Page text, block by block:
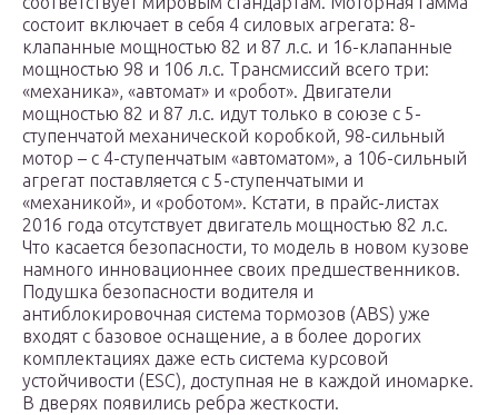
состоит включает в себя 4 силовых агрегата: 8-
клапанные мощностью 82 и 87 л.с. и 16-клапанные
мощностью 98 и 106 л.с. Трансмиссий всего три:
«механика», «автомат» и «робот». Двигатели
мощностью 82 и 87 л.с. идут только в союзе с 5-
ступенчатой механической коробкой, 98-сильный
мотор – с 4-ступенчатым «автоматом», а 106-сильный
агрегат поставляется с 5-ступенчатыми и
«механикой», и «роботом». Кстати, в прайс-листах
2016 года отсутствует двигатель мощностью 82 л.с.
Что касается безопасности, то модель в новом кузове
намного инновационнее своих предшественников.
Подушка безопасности водителя и
антиблокировочная система тормозов (ABS) уже
входят с базовое оснащение, а в более дорогих
комплектациях даже есть система курсовой
устойчивости (ESC), доступная не в каждой иномарке.
В дверях появились ребра жесткости.